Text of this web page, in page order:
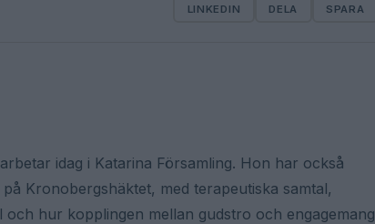
LINKEDIN DELA SPARA
idag i Katarina Församling. Hon har också
Kronobergshäktet, med terapeutiska samtal,
hur kopplingen mellan gudstro och engagemang